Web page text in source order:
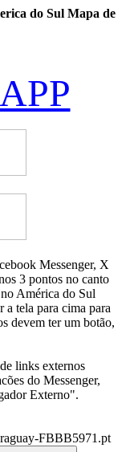
do Sul Mapa de
Messenger, X
3 pontos no canto
América do Sul
tela para cima para
devem ter um botão,
links externos
do Messenger,
Externo".
FBBB5971.pt